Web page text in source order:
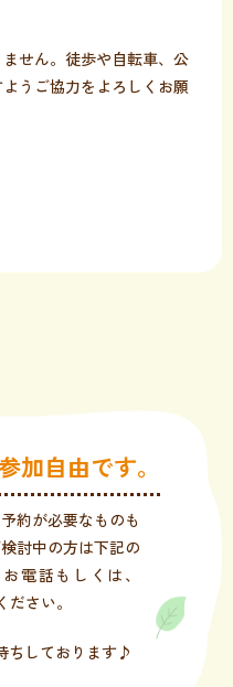
せん。徒歩や自転車、公
うご協力をよろしくお願
加自由です。
約が必要なものも
討中の方は下記の
電話もしくは、
さい。
ちしております♪